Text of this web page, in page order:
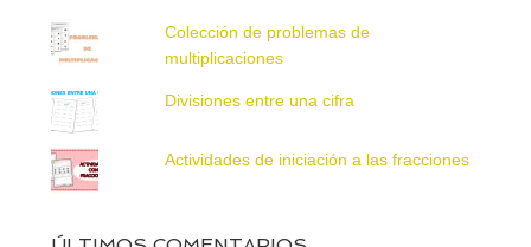
Colección de problemas de
multiplicaciones
Divisiones entre una cifra
Actividades de iniciación a las fracciones